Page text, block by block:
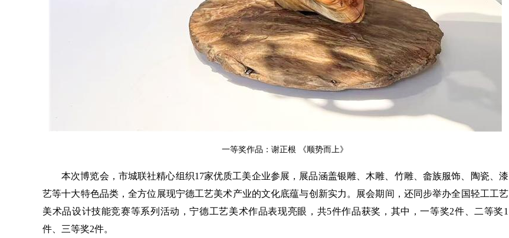
一等奖作品：谢正根 《顺势而上》
本次博览会，市城联社精心组织17家优质工美企业参展，展品涵盖银雕、木雕、竹雕、畲族服饰、陶瓷、漆
艺等十大特色品类，全方位展现宁德工艺美术产业的文化底蕴与创新实力。展会期间，还同步举办全国轻工工艺
美术品设计技能竞赛等系列活动，宁德工艺美术作品表现亮眼，共5件作品获奖，其中，一等奖2件、二等奖1
件、三等奖2件。